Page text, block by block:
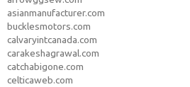
asianmanufacturer.com
bucklesmotors.com
calvaryintcanada.com
carakeshagrawal.com
catchabigone.com
celticaweb.com